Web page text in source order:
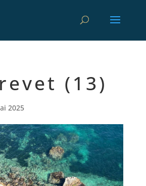
(13)
2025